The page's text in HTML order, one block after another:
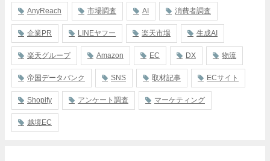
AnyReach 市場調査 AI 消費者調査
企業PR LINEヤフー 楽天市場 生成AI
楽天グループ Amazon EC DX 物流
帝国データバンク SNS 取材記事 ECサイト
Shopify アンケート調査 マーケティング
越境EC